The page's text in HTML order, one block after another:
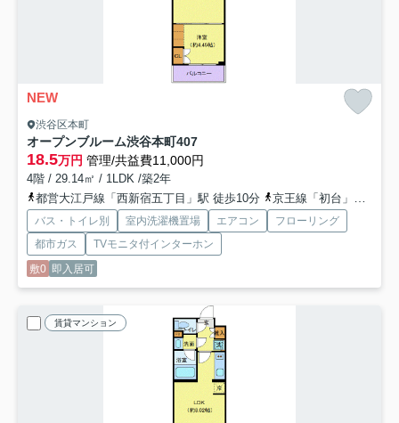
NEW
渋谷区本町
オープンブルーム渋谷本町407
18.5万円 管理/共益費11,000円
4階 / 29.14㎡ / 1LDK /築2年
都営大江戸線「西新宿五丁目」駅 徒歩10分
京王線「初台」駅 徒歩14分
バス・トイレ別 室内洗濯機置場 エアコン
フローリング
都市ガス
TVモニタ付インターホン
敷0 即入居可
賃貸マンション